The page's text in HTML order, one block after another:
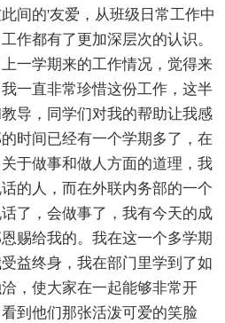
间的'友爱，从班级日常工作中
作都有了更加深层次的认识。
一学期来的工作情况，觉得来
一直非常珍惜这份工作，这半
导，同学们对我的帮助让我感
时间已经有一个学期多了，在
于做事和做人方面的道理，我
的人，而在外联内务部的一个
了，会做事了，我有今天的成
赐给我的。我在这一个多学期
益终身，我在部门里学到了如
，使大家在一起能够非常开
到他们那张活泼可爱的笑脸